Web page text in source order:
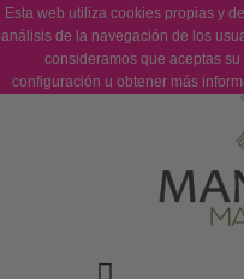
Sobre Nosotros
Esta web utiliza cookies propias y
análisis de la navegación de los
consideramos que aceptas
configuración u obtener más